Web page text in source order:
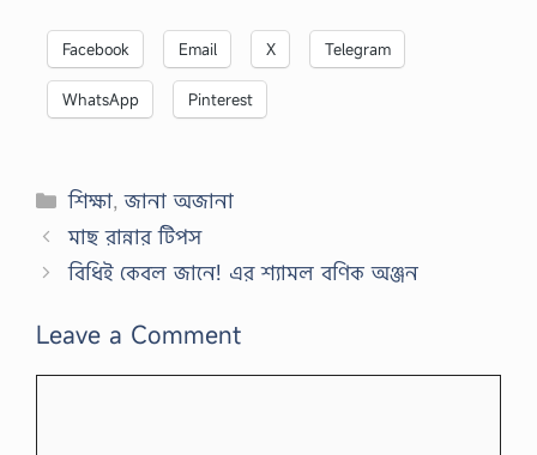
Facebook Email X Telegram
WhatsApp Pinterest
Categories
শিক্ষা,জানা অজানা
মাছ রান্নার টিপস
বিধিই কেবল জানে! এর শ্যামল বণিক অঞ্জন
Leave a Comment